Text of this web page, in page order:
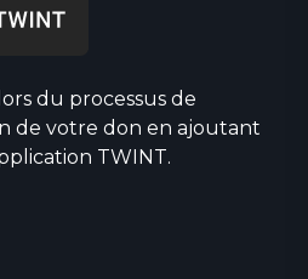
du processus de
de votre don en ajoutant
TWINT.